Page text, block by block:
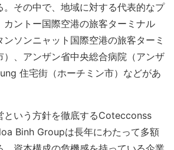
。その中で、地域に対する代表的なプ
カントー国際空港の旅客ターミナル
ンソンニャット国際空港の旅客ターミ
）、アンザン省中央総合病院（アンザ
住宅街（ホーチミン市）などがあ
という方針を徹底するCotecconss
Binh Groupは長年にわたって多額